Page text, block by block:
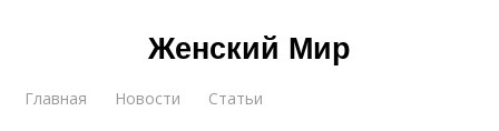
Женский Мир
Главная Новости Статьи